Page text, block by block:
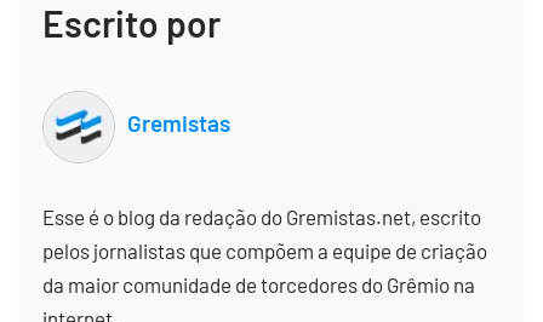
Escrito por
Gremistas
Esse é o blog da redação do Gremistas.net, escrito
pelos jornalistas que compõem a equipe de criação
da maior comunidade de torcedores do Grêmio na